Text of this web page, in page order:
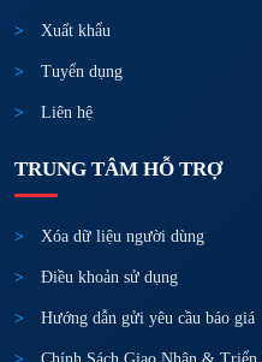
Xuất khẩu
Tuyển dụng
Liên hệ
TRUNG TÂM HỖ TRỢ
Xóa dữ liệu người dùng
Điều khoản sử dụng
Hướng dẫn gửi yêu cầu báo giá